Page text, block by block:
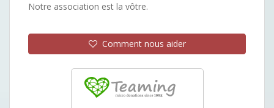
Notre association est la vôtre.
Comment nous aider